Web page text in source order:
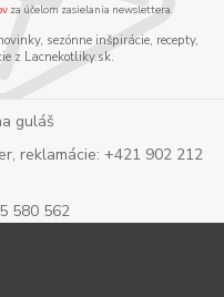
za účelom zasielania newslettera.
sezónne inšpirácie, recepty,
z Lacnekotliky.sk.
guláš
reklamácie: +421 902 212
580 562